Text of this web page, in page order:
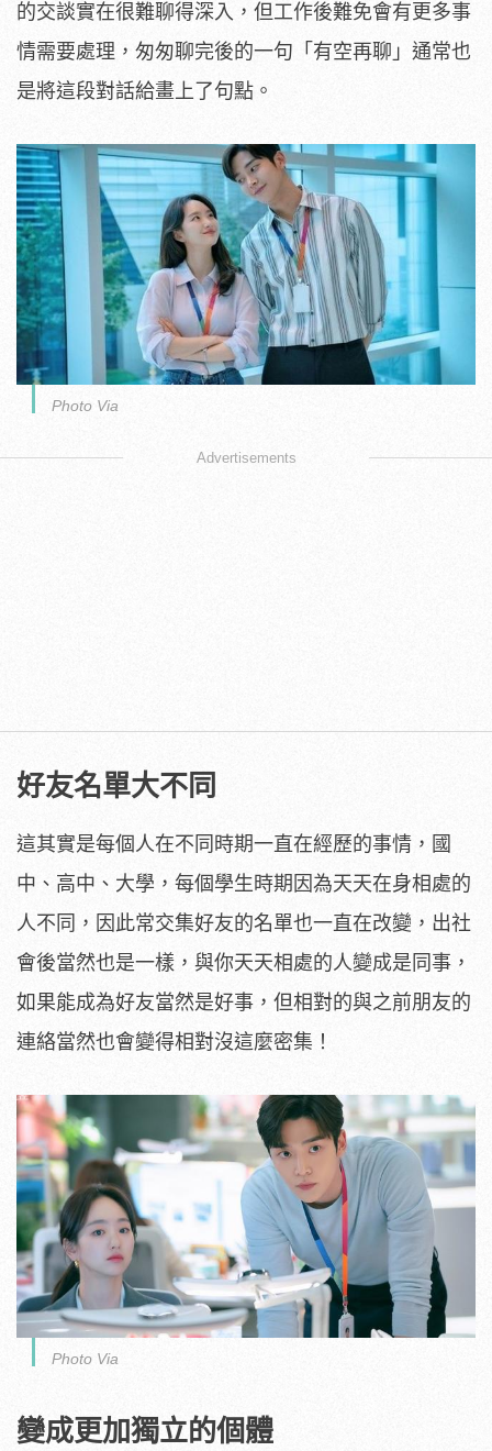
的交談實在很難聊得深入，但工作後難免會有更多事
情需要處理，匆匆聊完後的一句「有空再聊」通常也
是將這段對話給畫上了句點。
Photo Via
Advertisements
好友名單大不同
這其實是每個人在不同時期一直在經歷的事情，國
中、高中、大學，每個學生時期因為天天在身相處的
人不同，因此常交集好友的名單也一直在改變，出社
會後當然也是一樣，與你天天相處的人變成是同事，
如果能成為好友當然是好事，但相對的與之前朋友的
連絡當然也會變得相對沒這麼密集！
Photo Via
變成更加獨立的個體